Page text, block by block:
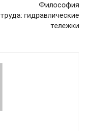
Философия
труда: гидравлические
тележки